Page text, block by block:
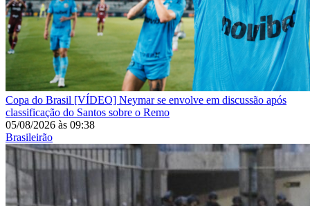
Copa do Brasil [VÍDEO] Neymar se envolve em discussão após
classificação do Santos sobre o Remo
05/08/2026 às 09:38
Brasileirão